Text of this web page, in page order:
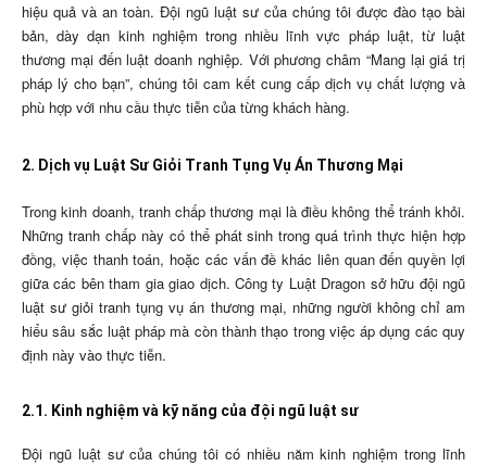
hiệu quả và an toàn. Đội ngũ luật sư của chúng tôi được đào tạo bài
bản, dày dạn kinh nghiệm trong nhiều lĩnh vực pháp luật, từ luật
thương mại đến luật doanh nghiệp. Với phương châm “Mang lại giá trị
pháp lý cho bạn”, chúng tôi cam kết cung cấp dịch vụ chất lượng và
phù hợp với nhu cầu thực tiễn của từng khách hàng.
2. Dịch vụ Luật Sư Giỏi Tranh Tụng Vụ Án Thương Mại
Trong kinh doanh, tranh chấp thương mại là điều không thể tránh khỏi.
Những tranh chấp này có thể phát sinh trong quá trình thực hiện hợp
đồng, việc thanh toán, hoặc các vấn đề khác liên quan đến quyền lợi
giữa các bên tham gia giao dịch. Công ty Luật Dragon sở hữu đội ngũ
luật sư giỏi tranh tụng vụ án thương mại, những người không chỉ am
hiểu sâu sắc luật pháp mà còn thành thạo trong việc áp dụng các quy
định này vào thực tiễn.
2.1. Kinh nghiệm và kỹ năng của đội ngũ luật sư
Đội ngũ luật sư của chúng tôi có nhiều năm kinh nghiệm trong lĩnh